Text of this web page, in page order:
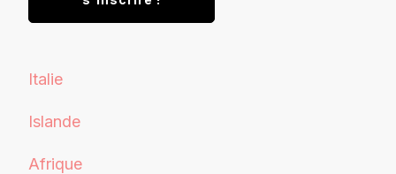
Italie
Islande
Afrique